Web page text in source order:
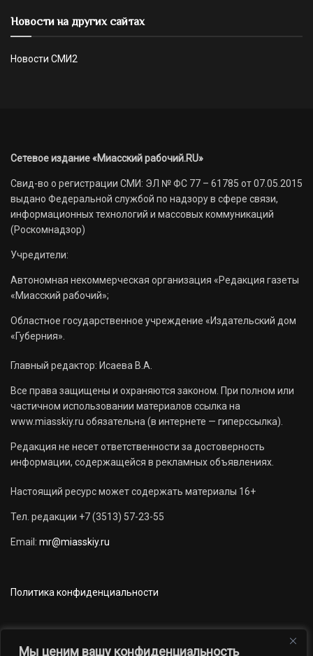
Мы ценим вашу конфиденциальность
Новости на других сайтах
Новости СМИ2
Сетевое издание «Миасский рабочий.RU»
Свид-во о регистрации СМИ: ЭЛ № ФС 77 – 61785 от 07.05.2015
выдано Федеральной службой по надзору в сфере связи,
информационных технологий и массовых коммуникаций
(Роскомнадзор)
Учредители:
Автономная некоммерческая организация «Редакция газеты
«Миасский рабочий»;
Областное государственное учреждение «Издательский дом
«Губерния».
Главный редактор: Исаева В.А.
Все права защищены и охраняются законом. При полном или
частичном использовании материалов ссылка на
www.miasskiy.ru обязательна (в интернете — гиперссылка).
Редакция не несет ответственности за достоверность
информации, содержащейся в рекламных объявлениях.
Настоящий ресурс может содержать материалы 16+
Тел. редакции +7 (3513) 57-23-55
Email: mr@miasskiy.ru
Политика конфиденциальности